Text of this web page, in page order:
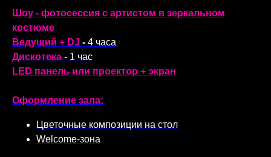
Шоу - фотосессия с артистом в зеркальном
костюме
Ведущий + DJ - 4 часа
Дискотека - 1 час
LED панель или проектор + экран
Оформление зала:
Цветочные композиции на стол
Welcome-зона